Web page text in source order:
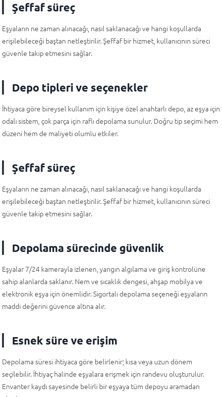
Şeffaf süreç
Eşyaların ne zaman alınacağı, nasıl saklanacağı ve hangi koşullarda
erişilebileceği baştan netleştirilir. Şeffaf bir hizmet, kullanıcının süreci
güvenle takip etmesini sağlar.
Depo tipleri ve seçenekler
İhtiyaca göre bireysel kullanım için kişiye özel anahtarlı depo, az eşya için
odalı sistem, çok parça için raflı depolama sunulur. Doğru tip seçimi hem
düzeni hem de maliyeti olumlu etkiler.
Şeffaf süreç
Eşyaların ne zaman alınacağı, nasıl saklanacağı ve hangi koşullarda
erişilebileceği baştan netleştirilir. Şeffaf bir hizmet, kullanıcının süreci
güvenle takip etmesini sağlar.
Depolama sürecinde güvenlik
Eşyalar 7/24 kamerayla izlenen, yangın algılama ve giriş kontrolüne
sahip alanlarda saklanır. Nem ve sıcaklık dengesi, ahşap mobilya ve
elektronik eşya için önemlidir. Sigortalı depolama seçeneği eşyaların
maddi değerini güvence altına alır.
Esnek süre ve erişim
Depolama süresi ihtiyaca göre belirlenir; kısa veya uzun dönem
seçilebilir. İhtiyaç halinde eşyalara erişmek için randevu oluşturulur.
Envanter kaydı sayesinde belirli bir eşyaya tüm depoyu aramadan